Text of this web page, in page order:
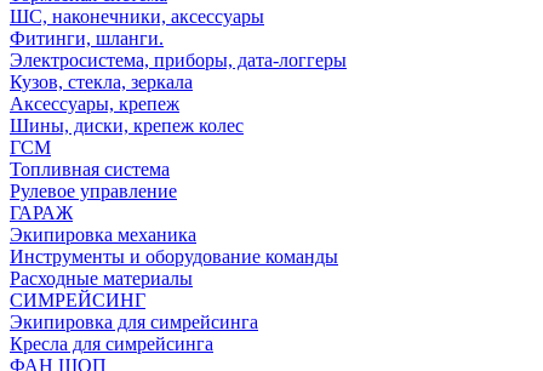
ШС, наконечники, аксессуары
Фитинги, шланги.
Электросистема, приборы, дата-логгеры
Кузов, стекла, зеркала
Аксессуары, крепеж
Шины, диски, крепеж колес
ГСМ
Топливная система
Рулевое управление
ГАРАЖ
Экипировка механика
Инструменты и оборудование команды
Расходные материалы
СИМРЕЙСИНГ
Экипировка для симрейсинга
Кресла для симрейсинга
ФАН ШОП